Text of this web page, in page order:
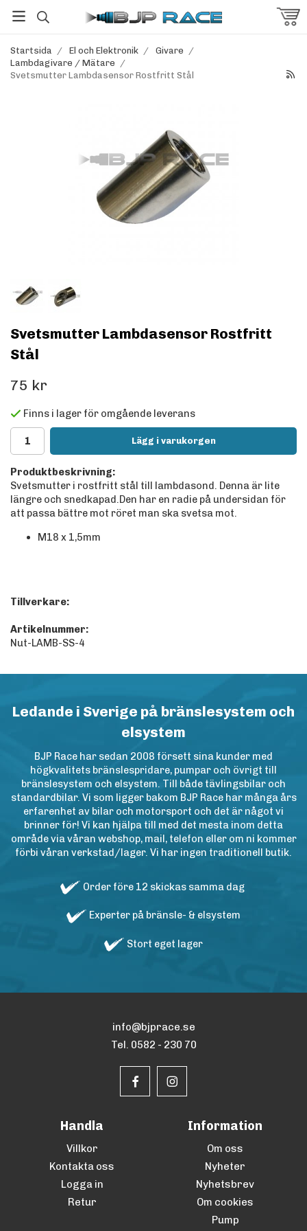
Startsida / El och Elektronik / Givare /
Lambdagivare / Mätare /
Svetsmutter Lambdasensor Rostfritt Stål
Svetsmutter Lambdasensor Rostfritt
Stål
75 kr
Finns i lager för omgående leverans
Lägg i varukorgen
Produktbeskrivning:
Svetsmutter i rostfritt stål till lambdasond. Denna är lite
längre och snedkapad.Den har en radie på undersidan för
att passa bättre mot röret man ska svetsa mot.
M18 x 1,5mm
Tillverkare:
Artikelnummer:
Nut-LAMB-SS-4
Ledande i Sverige på bränslesystem och
elsystem
BJP Race har sedan 2008 försett sina kunder med
högkvalitets bränslespridare, pumpar och övrigt till
bränslesystem och elsystem. Till både tävlingsbilar och
standardbilar. Vi som ligger bakom BJP Race har många års
erfarenhet av bilar och motorsport och det är något vi
brinner för! Vi kan hjälpa till med det mesta inom detta
område via våran webshop, mail, telefon eller om ni kommer
förbi våran verkstad/lager. Vi har ingen traditionell butik.
Order före 12 skickas samma dag
Experter på bränsle- & elsystem
Stort eget lager
info@bjprace.se
Tel. 0582 - 230 70
Handla
Villkor
Kontakta oss
Logga in
Retur
Information
Om oss
Nyheter
Nyhetsbrev
Om cookies
Pump